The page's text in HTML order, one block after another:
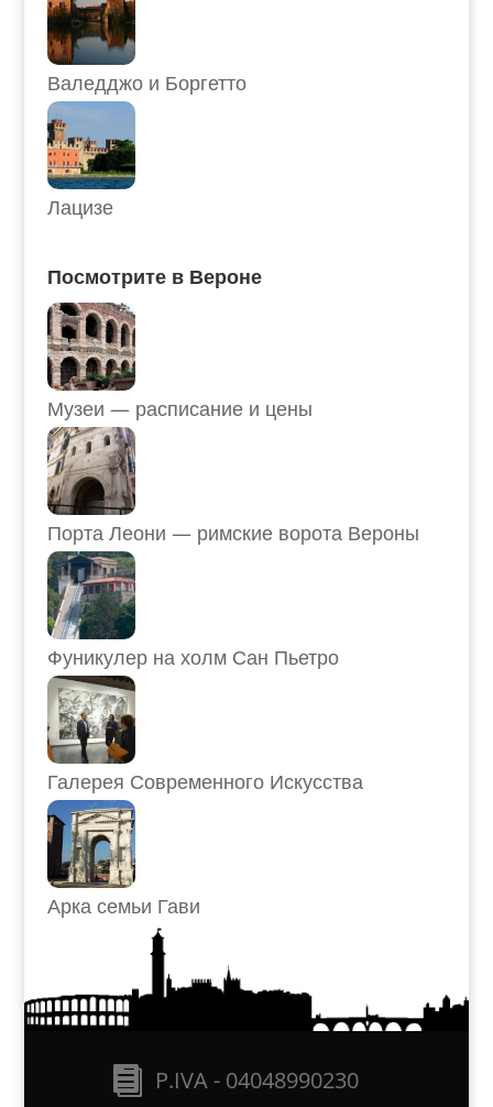
Валедджо и Боргетто
Лацизе
Посмотрите в Вероне
Музеи — расписание и цены
Порта Леони — римские ворота Вероны
Фуникулер на холм Сан Пьетро
Галерея Современного Искусства
Арка семьи Гави
P.IVA - 04048990230